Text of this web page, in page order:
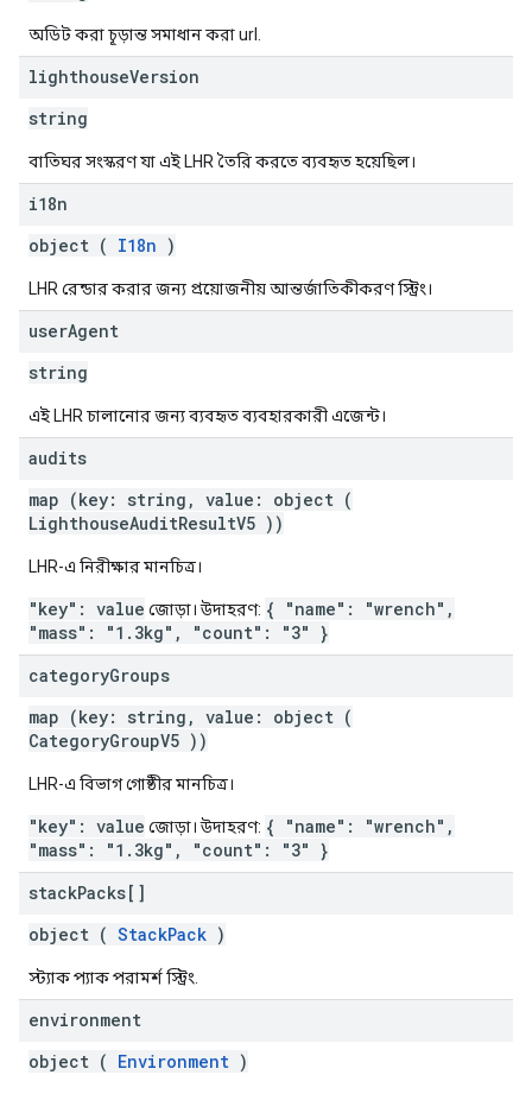
অডিট করা চূড়ান্ত সমাধান করা url.
lighthouseVersion
string
বাতিঘর সংস্করণ যা এই LHR তৈরি করতে ব্যবহৃত হয়েছিল।
i18n
object ( I18n )
LHR রেন্ডার করার জন্য প্রয়োজনীয় আন্তর্জাতিকীকরণ স্ট্রিং।
userAgent
string
এই LHR চালানোর জন্য ব্যবহৃত ব্যবহারকারী এজেন্ট।
audits
map (key: string, value: object (
LighthouseAuditResultV5 ))
LHR-এ নিরীক্ষার মানচিত্র।
"key": value জোড়া। উদাহরণ: { "name": "wrench",
"mass": "1.3kg", "count": "3" }
categoryGroups
map (key: string, value: object (
CategoryGroupV5 ))
LHR-এ বিভাগ গোষ্ঠীর মানচিত্র।
"key": value জোড়া। উদাহরণ: { "name": "wrench",
"mass": "1.3kg", "count": "3" }
stackPacks[]
object ( StackPack )
স্ট্যাক প্যাক পরামর্শ স্ট্রিং.
environment
object ( Environment )